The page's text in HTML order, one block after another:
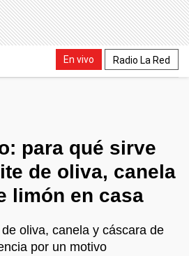
En vivo Radio La Red
para qué sirve
de oliva, canela
limón en casa
oliva, canela y cáscara de
por un motivo